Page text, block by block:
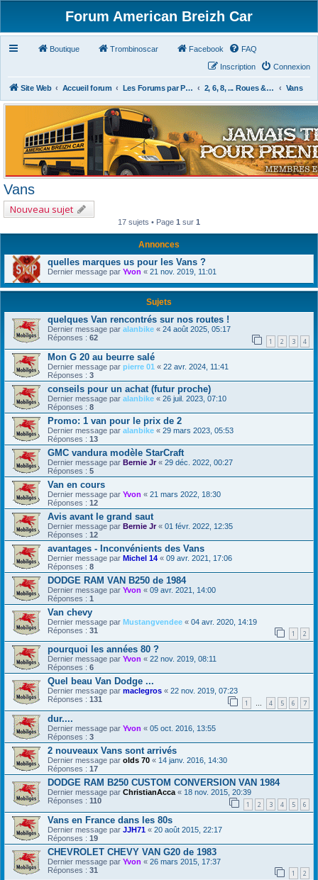
Forum American Breizh Car
Boutique Trombinoscar Facebook FAQ
Connexion
Inscription
Site Web Accueil forum Les Forums par Passion 2, 6, 8, ... Roues & Autres Vans
Vans
Nouveau sujet
17 sujets • Page 1 sur 1
Annonces
quelles marques us pour les Vans ?
Dernier message par Yvon « 21 nov. 2019, 11:01
Sujets
quelques Van rencontrés sur nos routes !
Dernier message par alanbike « 24 août 2025, 05:17
Réponses : 62 1 2 3 4
Mon G 20 au beurre salé
Dernier message par pierre 01 « 22 avr. 2024, 11:41
Réponses : 3
conseils pour un achat (futur proche)
Dernier message par alanbike « 26 juil. 2023, 07:10
Réponses : 8
Promo: 1 van pour le prix de 2
Dernier message par alanbike « 29 mars 2023, 05:53
Réponses : 13
GMC vandura modèle StarCraft
Dernier message par Bernie Jr« 29 déc. 2022, 00:27
Réponses : 5
Van en cours
Dernier message par Yvon « 21 mars 2022, 18:30
Réponses : 12
Avis avant le grand saut
Dernier message par Bernie Jr« 01 févr. 2022, 12:35
Réponses : 12
avantages - Inconvénients des Vans
Dernier message par Michel 14 « 09 avr. 2021, 17:06
Réponses : 8
DODGE RAM VAN B250 de 1984
Dernier message par Yvon « 09 avr. 2021, 14:00
Réponses : 1
Van chevy
Dernier message par Mustangvendee « 04 avr. 2020, 14:19
Réponses : 31 1 2
pourquoi les années 80 ?
Dernier message par Yvon « 22 nov. 2019, 08:11
Réponses : 6
Quel beau Van Dodge ...
Dernier message par maclegros « 22 nov. 2019, 07:23
Réponses : 131 1 … 4 5 6 7
dur....
Dernier message par Yvon « 05 oct. 2016, 13:55
Réponses : 3
2 nouveaux Vans sont arrivés
Dernier message par olds 70 « 14 janv. 2016, 14:30
Réponses : 17
DODGE RAM B250 CUSTOM CONVERSION VAN 1984
Dernier message par ChristianAcca « 18 nov. 2015, 20:39
Réponses : 110 1 2 3 4 5 6
Vans en France dans les 80s
Dernier message par JJH71 « 20 août 2015, 22:17
Réponses : 19
CHEVROLET CHEVY VAN G20 de 1983
Dernier message par Yvon « 26 mars 2015, 17:37
Réponses : 31 1 2